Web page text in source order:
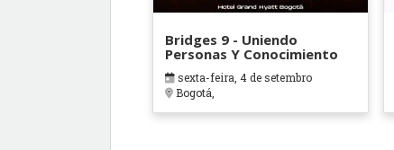
Bridges 9 - Uniendo
Personas Y Conocimiento
sexta-feira, 4 de setembro
Bogotá,